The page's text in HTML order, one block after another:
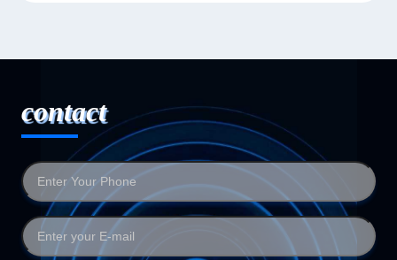
contact